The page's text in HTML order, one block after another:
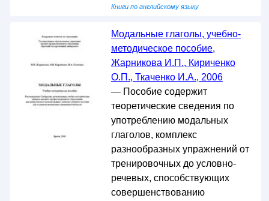
Книги по английскому языку
Модальные глаголы, учебно-
методическое пособие,
Жарникова И.П., Кириченко
О.П., Ткаченко И.А., 2006
— Пособие содержит
теоретические сведения по
употреблению модальных
глаголов, комплекс
разнообразных упражнений от
тренировочных до условно-
речевых, способствующих
совершенствованию